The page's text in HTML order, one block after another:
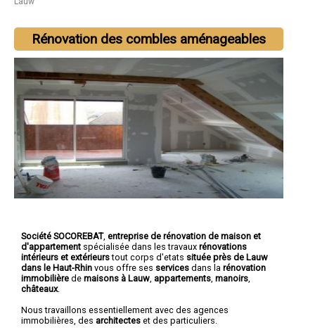
Rénovation des combles aménageables
Société SOCOREBAT, entreprise de rénovation de maison et
d'appartement spécialisée dans les travaux rénovations
intérieurs et extérieurstout corps d'etats située près de Lauw
dans le Haut-Rhin vous offre ses services dans la rénovation
immobilière de maisons à Lauw appartements manoirs
châteaux.
Nous travaillons essentiellement avec des agences
immobilières, des architectes et des particuliers.